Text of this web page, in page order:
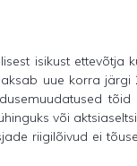
isikust ettevõtja
uue korra järgi
või
riigilõivud ei